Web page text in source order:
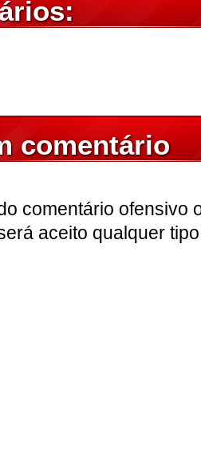
comentário
comentário ofensivo
aceito qualquer